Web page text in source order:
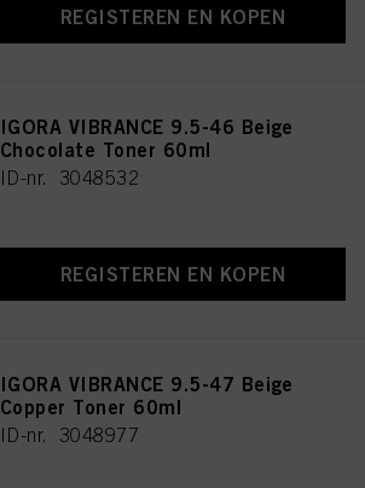
REGISTEREN EN KOPEN
IGORA VIBRANCE 9.5-46 Beige
Chocolate Toner 60ml
ID-nr. 3048532
REGISTEREN EN KOPEN
IGORA VIBRANCE 9.5-47 Beige
Copper Toner 60ml
ID-nr. 3048977